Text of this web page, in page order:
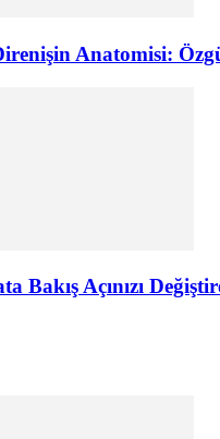
Anatomisi:
Bakış Açınızı